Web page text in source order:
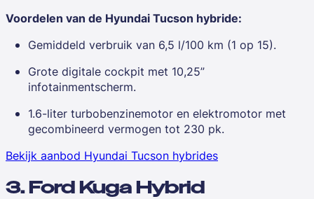
Voordelen van de Hyundai Tucson hybride:
Gemiddeld verbruik van 6,5 l/100 km (1 op 15).
Grote digitale cockpit met 10,25”
infotainmentscherm.
1.6-liter turbobenzinemotor en elektromotor met
gecombineerd vermogen tot 230 pk.
Bekijk aanbod Hyundai Tucson hybrides
3. Ford Kuga Hybrid